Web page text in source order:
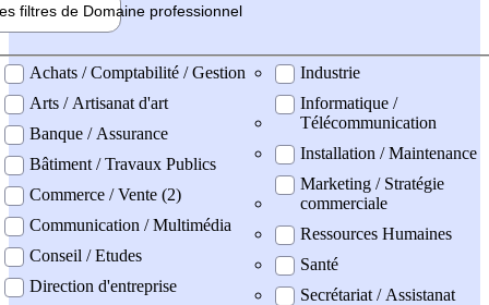
filtres de Domaine professionnel
professionel
Achats / Comptabilité / Gestion
Arts / Artisanat d'art
Banque / Assurance
Bâtiment / Travaux Publics
Commerce / Vente (2)
Communication / Multimédia
Conseil / Etudes
Direction d'entreprise
Industrie
Informatique /
Télécommunication
Installation / Maintenance
Marketing / Stratégie
commerciale
Ressources Humaines
Santé
Secrétariat / Assistanat